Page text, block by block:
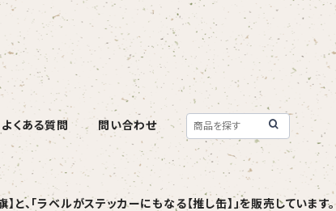
よくある質問 問い合わせ
、「ラベルがステッカーにもなる【推し缶】」を販売しています。